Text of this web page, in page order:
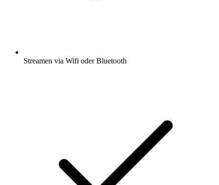
Streamen via Wifi oder Bluetooth